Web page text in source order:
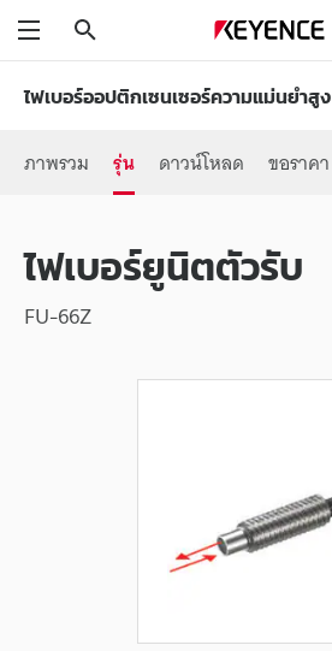
ไฟเบอร์ออปติกเซนเซอร์ความแม่นยำสูง
ภาพรวม
รุ่น ดาวน์โหลด ขอราคา
ไฟเบอร์ยูนิตตัวรับ
FU-66Z